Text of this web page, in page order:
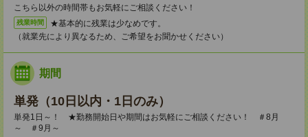
こちら以外の時間帯もお気軽にご相談ください！
残業時間
★基本的に残業は少なめです。
（就業先により異なるため、ご希望をお聞かせください）
期間
単発（10日以内・1日のみ）
単発1日～！ ★勤務開始日や期間はお気軽にご相談ください！ ＃8月
～ ＃9月～